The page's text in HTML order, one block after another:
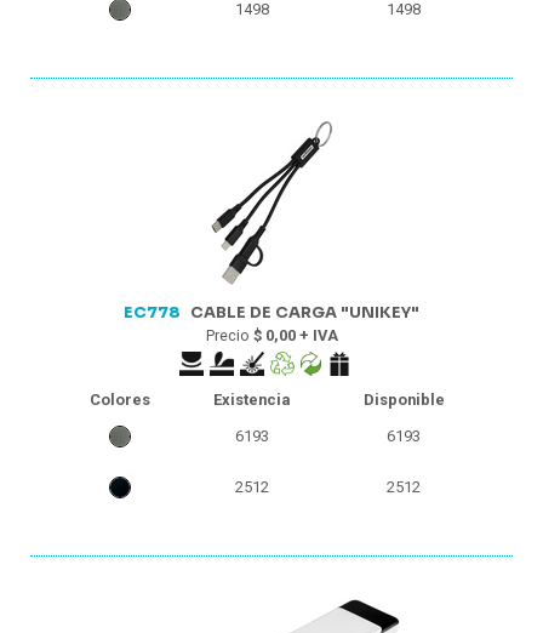
1498 1498
EC778 CABLE DE CARGA "UNIKEY"
Precio $ 0,00 + IVA
Colores Existencia
Disponible
6193
6193
2512 2512